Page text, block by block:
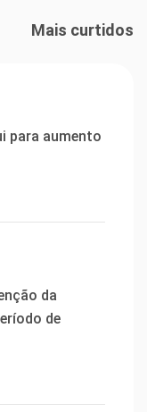
Mais curtidos
para aumento
da
de